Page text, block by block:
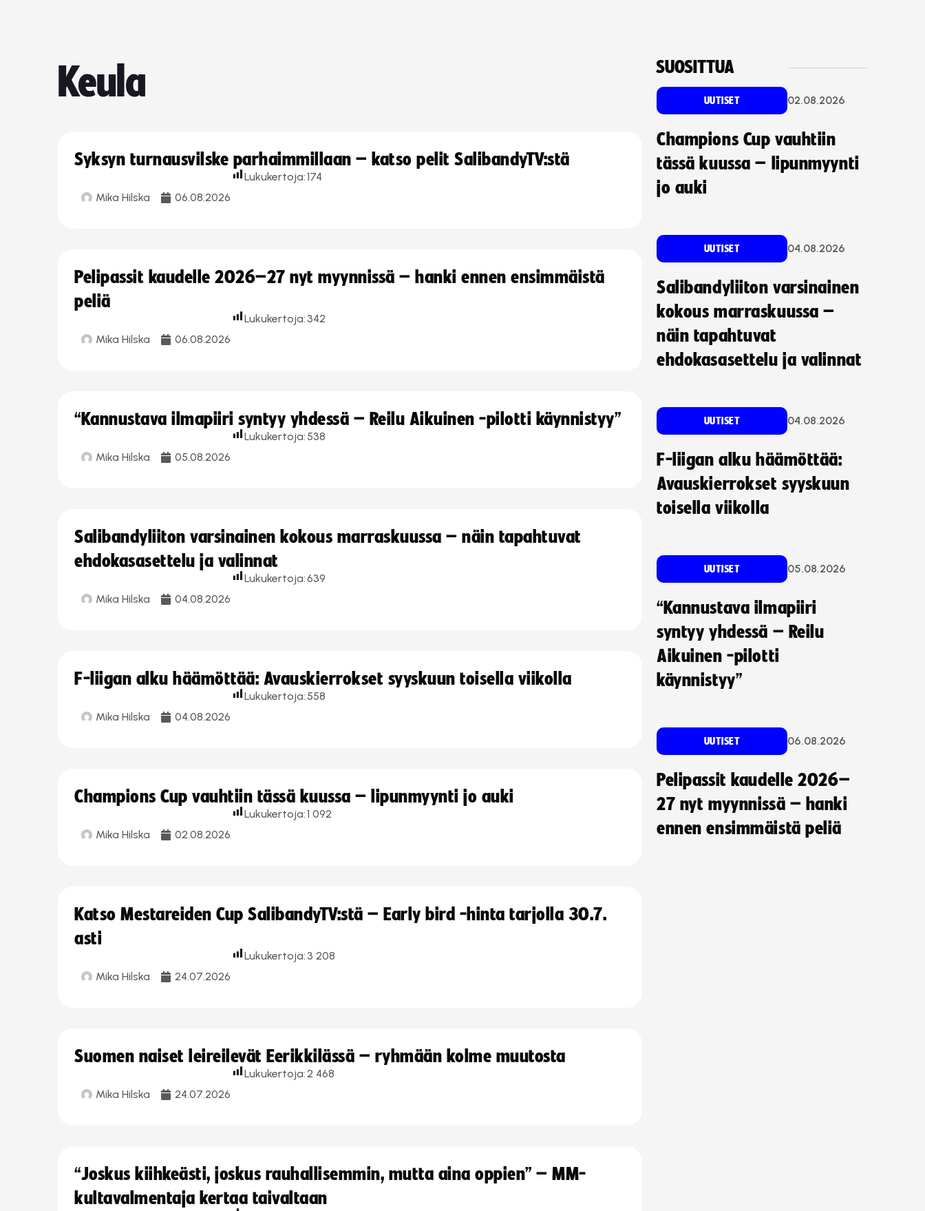
Keula
Syksyn turnausvilske parhaimmillaan – katso pelit SalibandyTV:stä
Mika Hilska 06.08.2026
Lukukertoja:174
Pelipassit kaudelle 2026–27 nyt myynnissä – hanki ennen ensimmäistä
peliä
Mika Hilska 06.08.2026
Lukukertoja: 342
“Kannustava ilmapiiri syntyy yhdessä – Reilu Aikuinen -pilotti käynnistyy”
Mika Hilska 05.08.2026
Lukukertoja: 538
Salibandyliiton varsinainen kokous marraskuussa – näin tapahtuvat
ehdokasasettelu ja valinnat
Mika Hilska 04.08.2026
Lukukertoja:639
F-liigan alku häämöttää: Avauskierrokset syyskuun toisella viikolla
Mika Hilska 04.08.2026
Lukukertoja: 558
Champions Cup vauhtiin tässä kuussa – lipunmyynti jo auki
Mika Hilska 02.08.2026
Lukukertoja:1 092
Katso Mestareiden Cup SalibandyTV:stä – Early bird -hinta tarjolla 30.7.
asti
Mika Hilska 24.07.2026
Lukukertoja: 3 208
Suomen naiset leireilevät Eerikkilässä – ryhmään kolme muutosta
Mika Hilska 24.07.2026
Lukukertoja:2 468
“Joskus kiihkeästi, joskus rauhallisemmin, mutta aina oppien” – MM-
kultavalmentaja kertaa taivaltaan
SUOSITTUA
UUTISET 02.08.2026
Champions Cup vauhtiin
tässä kuussa – lipunmyynti
jo auki
UUTISET 04.08.2026
Salibandyliiton varsinainen
kokous marraskuussa –
näin tapahtuvat
ehdokasasettelu ja valinnat
UUTISET 04.08.2026
F-liigan alku häämöttää:
Avauskierrokset syyskuun
toisella viikolla
UUTISET 05.08.2026
“Kannustava ilmapiiri
syntyy yhdessä – Reilu
Aikuinen -pilotti
käynnistyy”
UUTISET 06.08.2026
Pelipassit kaudelle 2026–
27 nyt myynnissä – hanki
ennen ensimmäistä peliä